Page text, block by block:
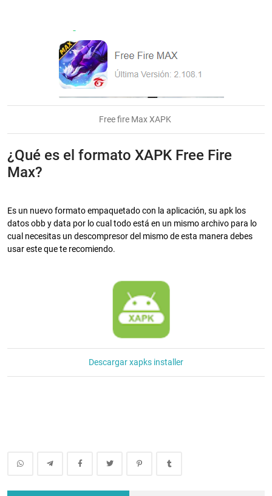
Free fire Max XAPK
¿Qué es el formato XAPK Free Fire
Max?
Es un nuevo formato empaquetado con la aplicación, su apk los
datos obb y data por lo cual todo está en un mismo archivo para lo
cual necesitas un descompresor del mismo de esta manera debes
usar este que te recomiendo.
Descargar xapks installer